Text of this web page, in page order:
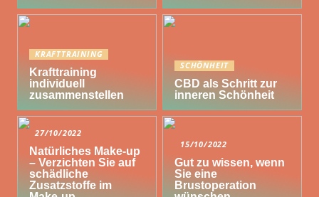
KRAFTTRAINING
Krafttraining
individuell
zusammenstellen
SCHÖNHEIT
CBD als Schritt zur
inneren Schönheit
27/10/2022
Natürliches Make-up
– Verzichten Sie auf
schädliche
Zusatzstoffe im
15/10/2022
Gut zu wissen, wenn
Sie eine
Brustoperation